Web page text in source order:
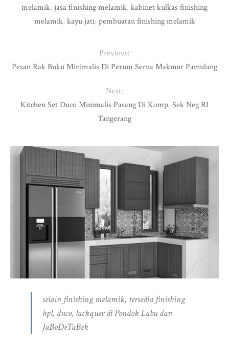
selain finishing melamik, tersedia finishing
hpl, duco, lackquer di Pondok Labu dan
JaBoDeTaBek
melamik, jasa finishing melamik, kabinet kulkas finishing
melamik, kayu jati, pembuatan finishing melamik
Previous:
Pesan Rak Buku Minimalis Di Perum Serua Makmur Pamulang
Next:
Kitchen Set Duco Minimalis Pasang Di Komp. Sek Neg RI
Tangerang